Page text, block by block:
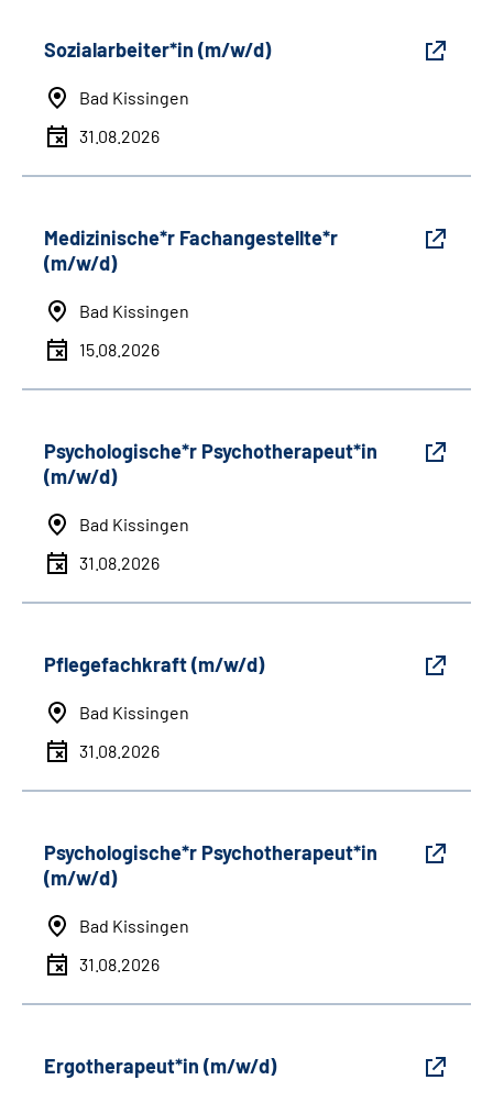
Sozialarbeiter*in (m/w/d)
Bad Kissingen
31.08.2026
Medizinische*r Fachangestellte*r
(m/w/d)
Bad Kissingen
15.08.2026
Psychologische*r Psychotherapeut*in
(m/w/d)
Bad Kissingen
31.08.2026
Pflegefachkraft (m/w/d)
Bad Kissingen
31.08.2026
Psychologische*r Psychotherapeut*in
(m/w/d)
Bad Kissingen
31.08.2026
Ergotherapeut*in (m/w/d)